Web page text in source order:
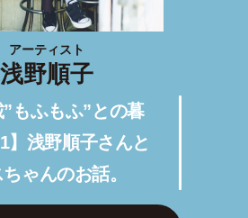
アーティスト
浅野順子
”もふもふ”との暮
】浅野順子さんと
ゃんのお話。